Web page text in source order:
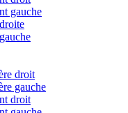
gauche
droit
gauche
droit